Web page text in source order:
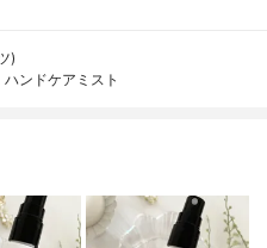
)
ンドケアミスト